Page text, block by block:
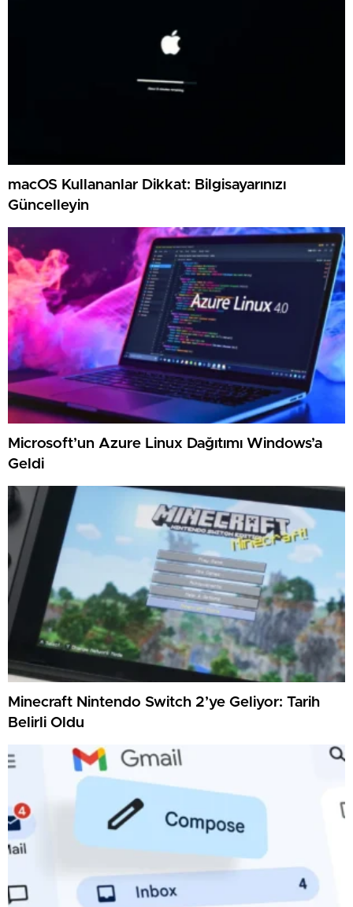
macOS Kullananlar Dikkat: Bilgisayarınızı
Güncelleyin
Microsoft’un Azure Linux Dağıtımı Windows’a
Geldi
Minecraft Nintendo Switch 2’ye Geliyor: Tarih
Belirli Oldu